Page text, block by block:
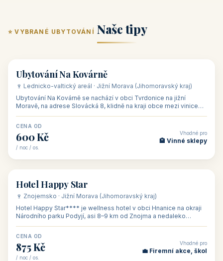
⭐ VYBRANÉ UBYTOVÁNÍ Naše tipy
🏡 penzion
Ubytování Na Kovárně
🍷 Lednicko-valtický areál · Jižní Morava (Jihomoravský kraj)
Ubytování Na Kovárně se nachází v obci Tvrdonice na jižní
Moravě, na adrese Slovácká 8, klidně na kraji obce mezi vinicemi,
CENA OD
600 Kč
/ noc / os.
Vhodné pro
🏨 Vinné sklepy
🏨 hotel
Hotel Happy Star
🍷 Znojemsko · Jižní Morava (Jihomoravský kraj)
Hotel Happy Star**** je wellness hotel v obci Hnanice na okraji
Národního parku Podyjí, asi 8–9 km od Znojma a nedaleko
CENA OD
875 Kč
/ noc / os.
Vhodné pro
💼 Firemní akce, škol